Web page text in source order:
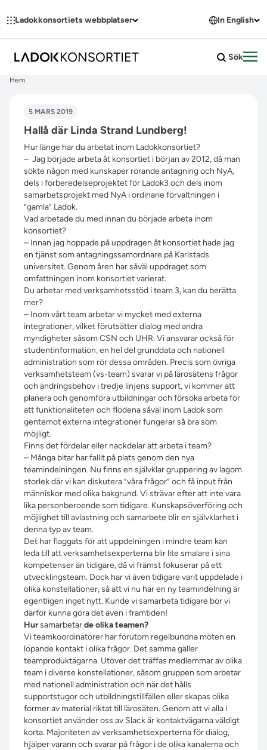
Ladokkonsortiets webbplatser In English
Sök
Hem
5 MARS 2019
Hallå där Linda Strand Lundberg!
Hur länge har du arbetat inom Ladokkonsortiet?
– Jag började arbeta åt konsortiet i början av 2012, då man
sökte någon med kunskaper rörande antagning och NyA,
dels i förberedelseprojektet för Ladok3 och dels inom
samarbetsprojekt med NyA i ordinarie förvaltningen i
”gamla” Ladok.
Vad arbetade du med innan du började arbeta inom
konsortiet?
– Innan jag hoppade på uppdragen åt konsortiet hade jag
en tjänst som antagningssamordnare på Karlstads
universitet. Genom åren har såväl uppdraget som
omfattningen inom konsortiet varierat.
Du arbetar med verksamhetsstöd i team 3, kan du berätta
mer?
– Inom vårt team arbetar vi mycket med externa
integrationer, vilket förutsätter dialog med andra
myndigheter såsom CSN och UHR. Vi ansvarar också för
studentinformation, en hel del grunddata och nationell
administration som rör dessa områden. Precis som övriga
verksamhetsteam (vs-team) svarar vi på lärosätens frågor
och ändringsbehov i tredje linjens support, vi kommer att
planera och genomföra utbildningar och försöka arbeta för
att funktionaliteten och flödena såväl inom Ladok som
gentemot externa integrationer fungerar så bra som
möjligt.
Finns det fördelar eller nackdelar att arbeta i team?
– Många bitar har fallit på plats genom den nya
teamindelningen. Nu finns en självklar gruppering av lagom
storlek där vi kan diskutera ”våra frågor” och få input från
människor med olika bakgrund. Vi strävar efter att inte vara
lika personberoende som tidigare. Kunskapsöverföring och
möjlighet till avlastning och samarbete blir en självklarhet i
denna typ av team.
Det har flaggats för att uppdelningen i mindre team kan
leda till att verksamhetsexperterna blir lite smalare i sina
kompetenser än tidigare, då vi främst fokuserar på ett
utvecklingsteam. Dock har vi även tidigare varit uppdelade i
olika konstellationer, så att vi nu har en ny teamindelning är
egentligen inget nytt. Kunde vi samarbeta tidigare bör vi
därför kunna göra det även i framtiden!
Hursamarbetarde olika teamen?
Vi teamkoordinatorer har förutom regelbundna möten en
löpande kontakt i olika frågor. Det samma gäller
teamproduktägarna. Utöver det träffas medlemmar av olika
team i diverse konstellationer, såsom gruppen som arbetar
med nationell administration och när det hålls
supportstugor och utbildningstillfällen eller skapas olika
former av material riktat till lärosäten. Genom att vi alla i
konsortiet använder oss av Slack är kontaktvägarna väldigt
korta. Majoriteten av verksamhetsexperterna för dialog,
hjälper varann och svarar på frågor i de olika kanalerna och